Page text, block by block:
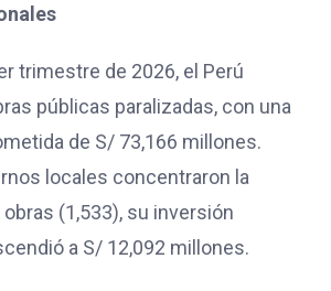
trimestre de 2026, el Perú
públicas paralizadas, con una
de S/ 73,166 millones.
locales concentraron la
(1,533), su inversión
a S/ 12,092 millones.